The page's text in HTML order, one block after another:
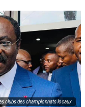
clubs des championnats locaux